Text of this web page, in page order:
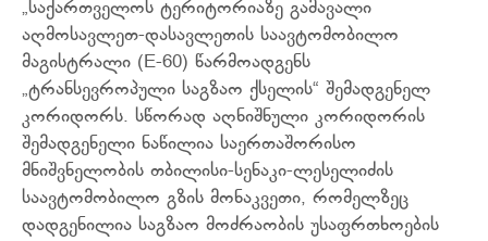
„საქართველოს ტერიტორიაზე გამავალი
აღმოსავლეთ-დასავლეთის საავტომობილო
მაგისტრალი (E-60) წარმოადგენს
„ტრანსევროპული საგზაო ქსელის“ შემადგენელ
კორიდორს. სწორად აღნიშნული კორიდორის
შემადგენელი ნაწილია საერთაშორისო
მნიშვნელობის თბილისი-სენაკი-ლესელიძის
საავტომობილო გზის მონაკვეთი, რომელზეც
დადგენილია საგზაო მოძრაობის უსაფრთხოების